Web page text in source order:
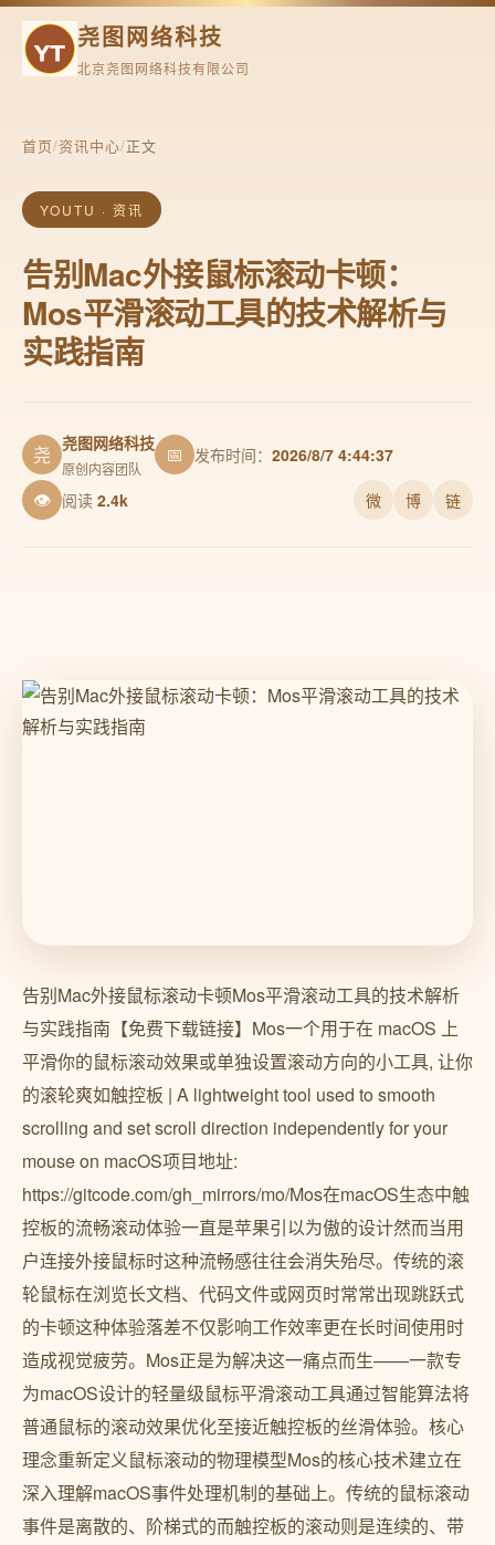
尧图网络科技
北京尧图网络科技有限公司
首页/资讯中心/正文
YOUTU · 资讯
告别Mac外接鼠标滚动卡顿：
Mos平滑滚动工具的技术解析与
实践指南
尧 尧图网络科技
原创内容团队
📅 发布时间： 2026/8/7 4:44:37
👁 阅读 2.4k 微 博 链
告别Mac外接鼠标滚动卡顿Mos平滑滚动工具的技术解析
与实践指南【免费下载链接】Mos一个用于在 macOS 上
平滑你的鼠标滚动效果或单独设置滚动方向的小工具, 让你
的滚轮爽如触控板 | A lightweight tool used to smooth
scrolling and set scroll direction independently for your
mouse on macOS项目地址:
https://gitcode.com/gh_mirrors/mo/Mos在macOS生态中触
控板的流畅滚动体验一直是苹果引以为傲的设计然而当用
户连接外接鼠标时这种流畅感往往会消失殆尽。传统的滚
轮鼠标在浏览长文档、代码文件或网页时常常出现跳跃式
的卡顿这种体验落差不仅影响工作效率更在长时间使用时
造成视觉疲劳。Mos正是为解决这一痛点而生——一款专
为macOS设计的轻量级鼠标平滑滚动工具通过智能算法将
普通鼠标的滚动效果优化至接近触控板的丝滑体验。核心
理念重新定义鼠标滚动的物理模型Mos的核心技术建立在
深入理解macOS事件处理机制的基础上。传统的鼠标滚动
事件是离散的、阶梯式的而触控板的滚动则是连续的、带